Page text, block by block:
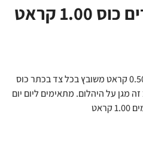
עגילי יהלום צמודים כוס 1.00 קראט
עגילי יהלום עגולים יפים, יהלום 0.50 קראט משובץ בכל צד בכתר כוס
מגן על היהלום. מתאימים ליום יום